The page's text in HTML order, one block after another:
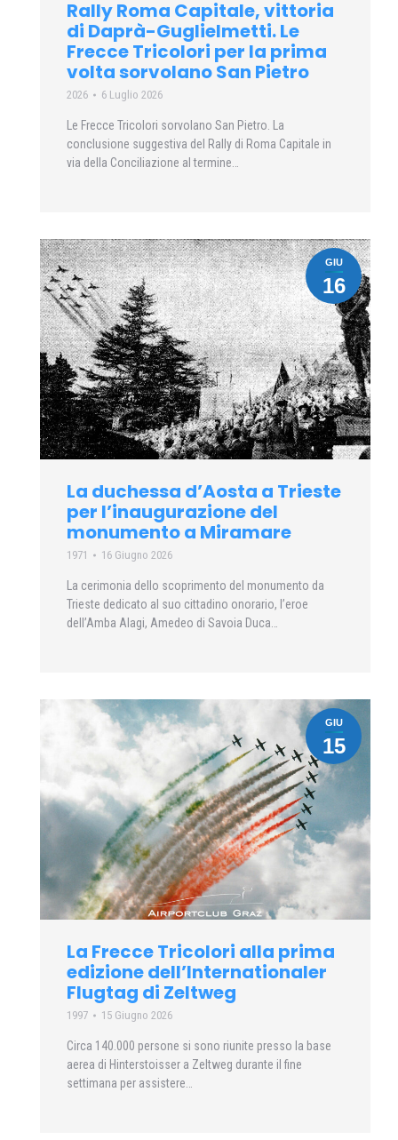
Rally Roma Capitale, vittoria
di Daprà-Guglielmetti. Le
Frecce Tricolori per la prima
volta sorvolano San Pietro
2026 6 Luglio 2026
Le Frecce Tricolori sorvolano San Pietro. La
conclusione suggestiva del Rally di Roma Capitale in
via della Conciliazione al termine…
GIU
16
La duchessa d’Aosta a Trieste
per l’inaugurazione del
monumento a Miramare
1971 16 Giugno 2026
La cerimonia dello scoprimento del monumento da
Trieste dedicato al suo cittadino onorario, l’eroe
dell’Amba Alagi, Amedeo di Savoia Duca…
GIU
15
La Frecce Tricolori alla prima
edizione dell’Internationaler
Flugtag di Zeltweg
1997 15 Giugno 2026
Circa 140.000 persone si sono riunite presso la base
aerea di Hinterstoisser a Zeltweg durante il fine
settimana per assistere…